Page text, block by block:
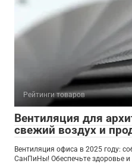
Рейтинги товаров
Вентиляция для
свежий воздух и
Вентиляция офиса в 2025 году:
СанПиНы! Обеспечьте здоровье и